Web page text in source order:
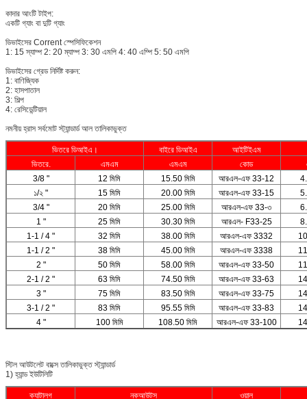
কাদার আংটি টাইপ:
একটি গ্যাং বা দুটি গ্যাং
ডিভাইসের Corrent স্পেসিফিকেশন
1: 15 স্যাম্প 2: 20 ম্যাম্প 3: 30 এমপি 4: 40 এম্পি 5: 50 এমপি
ডিভাইসের গ্রেড নির্দিষ্ট করুন:
1: বাণিজ্যিক
2: হাসপাতাল
3: শিল্প
4: রেসিডেন্টিয়াল
নমনীয় হ্রাস সর্বমোট স্ট্যান্ডার্ড আল তালিকাভুক্ত
ভিতরে ডিআইএ। বাইরে ডিআইএ
আইটিইএম
ভিতরে.
এমএম এমএম কোড
3/8 "
12 মিমি 15.50 মিমি আরএল-এফ 33-12
১/২ "
15 মিমি 20.00 মিমি আরএল-এফ 33-15
3/4 "
20 মিমি 25.00 মিমি আরএল-এফ 33-৩
1 "
25 মিমি 30.30 মিমি আরএল- F33-25
1-1 / 4 "
32 মিমি 38.00 মিমি আরএল-এফ 3332
1-1 / 2 "
38 মিমি 45.00 মিমি আরএল-এফ 3338
2 "
50 মিমি 58.00 মিমি আরএল-এফ 33-50
2-1 / 2 "
63 মিমি 74.50 মিমি আরএল-এফ 33-63
3 "
75 মিমি 83.50 মিমি আরএল-এফ 33-75
3-1 / 2 "
83 মিমি 95.55 মিমি আরএল-এফ 33-83
4 "
100 মিমি 108.50 মিমি আরএল-এফ 33-100
স্টিল আউটলেট বাক্সে তালিকাভুক্ত স্ট্যান্ডার্ড
1) হ্যান্ড ইউটিলিটি
ক্যাটালগ নকআউটস ওয়াল